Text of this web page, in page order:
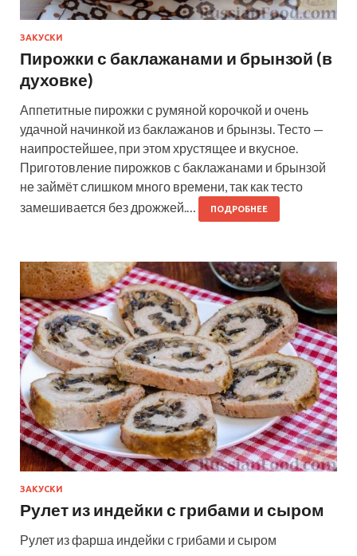
ЗАКУСКИ
Пирожки с баклажанами и брынзой (в
духовке)
Аппетитные пирожки с румяной корочкой и очень
удачной начинкой из баклажанов и брынзы. Тесто —
наипростейшее, при этом хрустящее и вкусное.
Приготовление пирожков с баклажанами и брынзой
не займёт слишком много времени, так как тесто
замешивается без дрожжей.…
ПОДРОБНЕЕ
ЗАКУСКИ
Рулет из индейки с грибами и сыром
Рулет из фарша индейки с грибами и сыром